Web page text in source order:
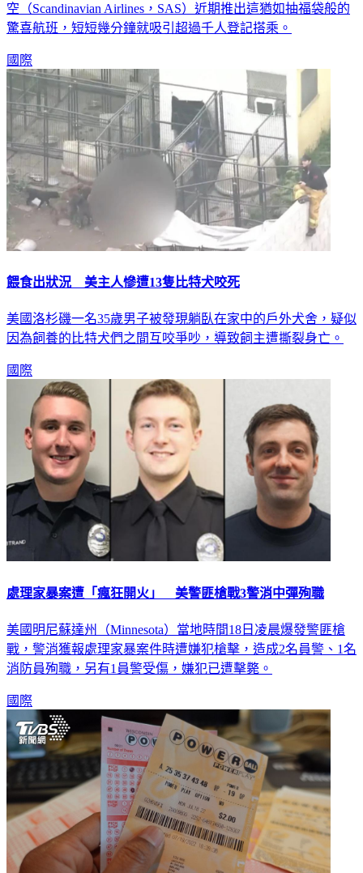
空（Scandinavian Airlines，SAS）近期推出這猶如抽福袋般的
驚喜航班，短短幾分鐘就吸引超過千人登記搭乘。
國際
餵食出狀況 美主人慘遭13隻比特犬咬死
美國洛杉磯一名35歲男子被發現躺臥在家中的戶外犬舍，疑似
因為飼養的比特犬們之間互咬爭吵，導致飼主遭撕裂身亡。
國際
處理家暴案遭「瘋狂開火」 美警匪槍戰3警消中彈殉職
美國明尼蘇達州（Minnesota）當地時間18日凌晨爆發警匪槍
戰，警消獲報處理家暴案件時遭嫌犯槍擊，造成2名員警、1名
消防員殉職，另有1員警受傷，嫌犯已遭擊斃。
國際